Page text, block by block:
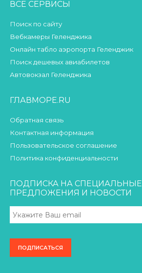
ВСЕ СЕРВИСЫ
Поиск по сайту
Вебкамеры Геленджика
Онлайн табло аэропорта Геленджик
Поиск дешевых авиабилетов
Автовокзал Геленджика
ГЛАВМОРЕ.RU
Обратная связь
Контактная информация
Пользовательское соглашение
Политика конфиденциальности
ПОДПИСКА НА СПЕЦИАЛЬНЫЕ
ПРЕДЛОЖЕНИЯ И НОВОСТИ